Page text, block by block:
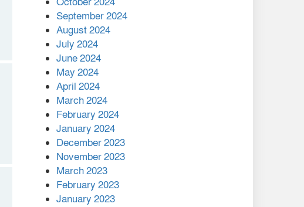
জেরী
September 2024
August 2024
July 2024
June 2024
May 2024
April 2024
March 2024
February 2024
January 2024
December 2023
November 2023
March 2023
February 2023
January 2023